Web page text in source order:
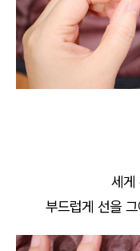
세게
부드럽게 선을